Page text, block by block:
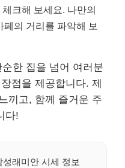
크해 보세요. 나만의
의 거리를 파악해 보
한 집을 넘어 여러분
점을 제공합니다. 제
끼고, 함께 즐거운 주
다!
성래미안 시세 정보